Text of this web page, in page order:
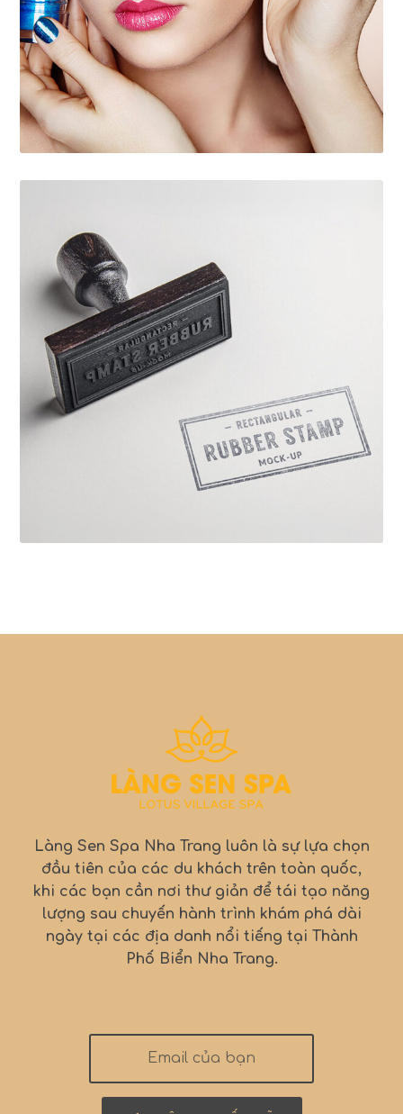
Làng Sen Spa Nha Trang luôn là sự lựa chọn
đầu tiên của các du khách trên toàn quốc,
khi các bạn cần nơi thư giản để tái tạo năng
lượng sau chuyến hành trình khám phá dài
ngày tại các địa danh nổi tiếng tại Thành
Phố Biển Nha Trang.